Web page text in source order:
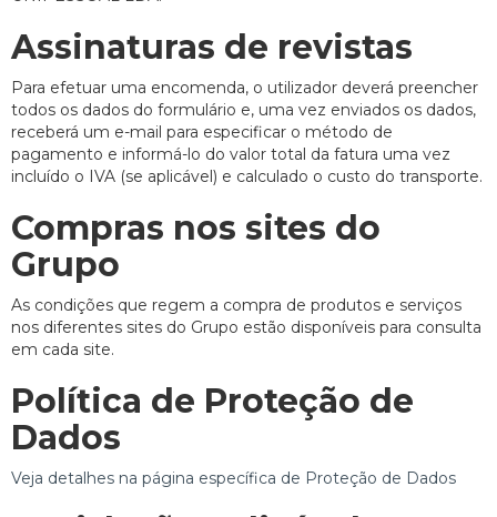
Assinaturas de revistas
Para efetuar uma encomenda, o utilizador deverá preencher
todos os dados do formulário e, uma vez enviados os dados,
receberá um e-mail para especificar o método de
pagamento e informá-lo do valor total da fatura uma vez
incluído o IVA (se aplicável) e calculado o custo do transporte.
Compras nos sites do
Grupo
As condições que regem a compra de produtos e serviços
nos diferentes sites do Grupo estão disponíveis para consulta
em cada site.
Política de Proteção de
Dados
Veja detalhes na página específica de Proteção de Dados